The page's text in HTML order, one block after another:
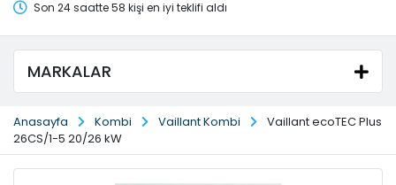
Son 24 saatte 58 kişi en iyi teklifi aldı
MARKALAR
Anasayfa Kombi Vaillant Kombi
Vaillant ecoTEC Plus
26CS/1-5 20/26 kW